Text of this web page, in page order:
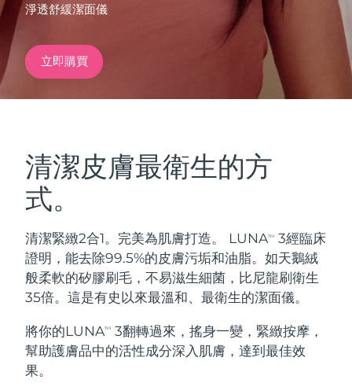
淨透舒緩潔面儀
立即購買
清潔皮膚最衛生的方
式。
清潔緊緻2合1。完美為肌膚打造。 LUNATM
3經臨床
證明，能去除99.5%的皮膚污垢和油脂。如天鵝絨
般柔軟的矽膠刷毛，不易滋生細菌，比尼龍刷衛生
35倍。這是有史以來最溫和、最衛生的潔面儀。
將你的LUNATM
3翻轉過來，搖身一變，緊緻按摩，
幫助護膚品中的活性成分深入肌膚，達到最佳效
果。
紅光療法
LUNA™ 4 套裝
Anti-aging massage
LUNA™ 4 Plus
Massage, LED heating
BEAR™ 2 套裝
Microcurrent toning
BEAR™ 2 go
Microcurrent toning on-the-go
UFO™ 3 套裝
issa™ 4
FAQ™ 抗老護理
德國 預計送達日期
加拿大 預計送達日期
奧地利 預計送達日期
巴林
比利時 8/11/26
百慕達 預計送達日期8/17/26
波士尼亞與赫塞哥維納 預計送達日期8/14/26
汶萊 預計送達日期8/16/26
保加利亞